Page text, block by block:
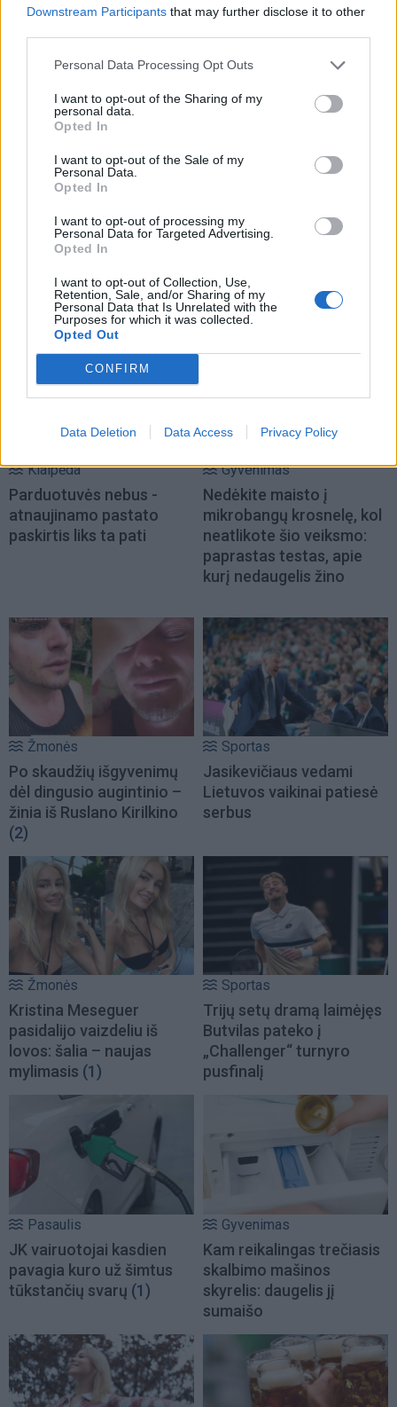
Downstream Participants that may further disclose it to other
Personal Data Processing Opt Outs
I want to opt-out of the Sharing of my
personal data.
Opted In
I want to opt-out of the Sale of my
Personal Data.
Opted In
I want to opt-out of processing my
Personal Data for Targeted Advertising.
Opted In
I want to opt-out of Collection, Use,
Retention, Sale, and/or Sharing of my
Personal Data that Is Unrelated with the
Purposes for which it was collected.
Opted Out
CONFIRM
Data Deletion Data Access Privacy Policy
NAUJI
Klaipėda
Parduotuvės nebus -
atnaujinamo pastato
paskirtis liks ta pati
Gyvenimas
Nedėkite maisto į
mikrobangų krosnelę, kol
neatlikote šio veiksmo:
paprastas testas, apie
kurį nedaugelis žino
Žmonės
Po skaudžių išgyvenimų
dėl dingusio augintinio –
žinia iš Ruslano Kirilkino
(2)
Sportas
Jasikevičiaus vedami
Lietuvos vaikinai patiesė
serbus
Žmonės
Kristina Meseguer
pasidalijo vaizdeliu iš
lovos: šalia – naujas
mylimasis (1)
Sportas
Trijų setų dramą laimėjęs
Butvilas pateko į
„Challenger“ turnyro
pusfinalį
Pasaulis
JK vairuotojai kasdien
pavagia kuro už šimtus
tūkstančių svarų (1)
Gyvenimas
Kam reikalingas trečiasis
skalbimo mašinos
skyrelis: daugelis jį
sumaišo